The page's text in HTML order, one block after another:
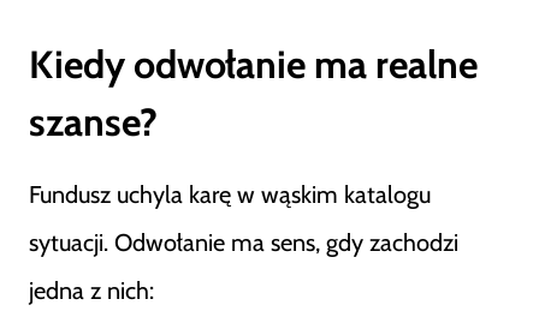
Kiedy odwołanie ma realne
szanse?
Fundusz uchyla karę w wąskim katalogu
sytuacji. Odwołanie ma sens, gdy zachodzi
jedna z nich: